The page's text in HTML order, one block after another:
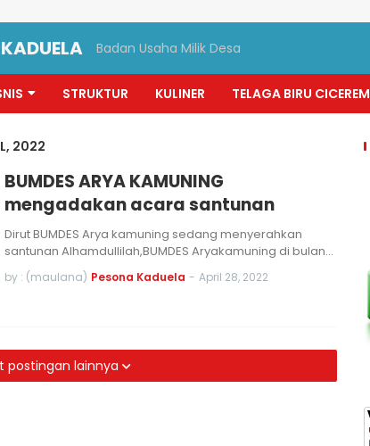
Badan Usaha Milik Desa
STRUKTUR KULINER TELAGA BIRU CICEREM
2022
BUMDES ARYA KAMUNING
mengadakan acara santunan
Dirut BUMDES Arya kamuning sedang menyerahkan
santunan Alhamdullilah,BUMDES Aryakamuning di bulan…
by : (maulana) Pesona Kaduela - April 28, 2022
postingan lainnya